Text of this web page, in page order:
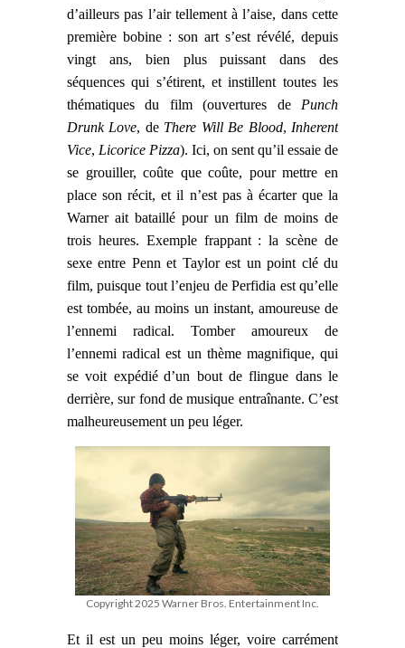
d’ailleurs pas l’air tellement à l’aise, dans cette
première bobine : son art s’est révélé, depuis
vingt ans, bien plus puissant dans des
séquences qui s’étirent, et instillent toutes les
thématiquesdu film(ouvertures dePunch
Drunk Love, de There Will Be Blood, Inherent
Vice, Licorice Pizza). Ici, on sent qu’il essaie de
se grouiller, coûte que coûte, pour mettre en
place son récit, et il n’est pas à écarter que la
Warner ait bataillé pourun film de moins de
trois heures. Exemple frappant : la scène de
sexe entre Penn et Taylor est un point clé du
film, puisque tout l’enjeu de Perfidia est qu’elle
est tombée, au moins un instant, amoureuse de
l’ennemi radical. Tomber amoureux de
l’ennemi radical est un thème magnifique, qui
se voit expédié d’un bout de flingue dans le
derrière, sur fond de musique entraînante. C’est
malheureusement un peu léger.
Copyright 2025 Warner Bros. Entertainment Inc.
Et il est un peu moins léger, voire carrément